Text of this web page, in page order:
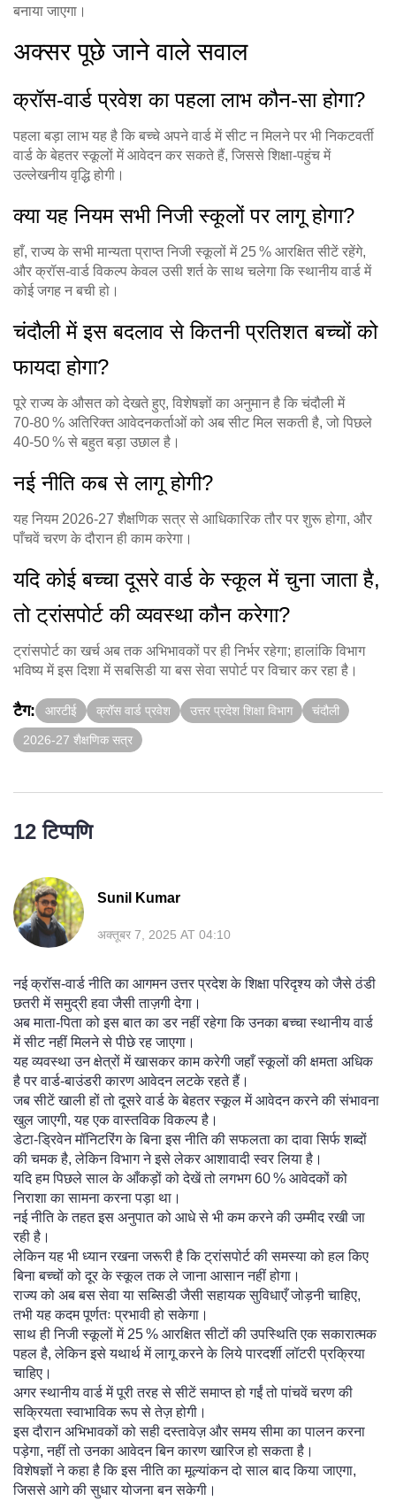
बनाया जाएगा।
अक्सर पूछे जाने वाले सवाल
क्रॉस‑वार्ड प्रवेश का पहला लाभ कौन‑सा होगा?
पहला बड़ा लाभ यह है कि बच्चे अपने वार्ड में सीट न मिलने पर भी निकटवर्ती
वार्ड के बेहतर स्कूलों में आवेदन कर सकते हैं, जिससे शिक्षा‑पहुंच में
उल्लेखनीय वृद्धि होगी।
क्या यह नियम सभी निजी स्कूलों पर लागू होगा?
हाँ, राज्य के सभी मान्यता प्राप्त निजी स्कूलों में 25 % आरक्षित सीटें रहेंगे,
और क्रॉस‑वार्ड विकल्प केवल उसी शर्त के साथ चलेगा कि स्थानीय वार्ड में
कोई जगह न बची हो।
चंदौली में इस बदलाव से कितनी प्रतिशत बच्चों को
फायदा होगा?
पूरे राज्य के औसत को देखते हुए, विशेषज्ञों का अनुमान है कि चंदौली में
70‑80 % अतिरिक्त आवेदनकर्ताओं को अब सीट मिल सकती है, जो पिछले
40‑50 % से बहुत बड़ा उछाल है।
नई नीति कब से लागू होगी?
यह नियम 2026‑27 शैक्षणिक सत्र से आधिकारिक तौर पर शुरू होगा, और
पाँचवें चरण के दौरान ही काम करेगा।
यदि कोई बच्चा दूसरे वार्ड के स्कूल में चुना जाता है,
तो ट्रांसपोर्ट की व्यवस्था कौन करेगा?
ट्रांसपोर्ट का खर्च अब तक अभिभावकों पर ही निर्भर रहेगा; हालांकि विभाग
भविष्य में इस दिशा में सबसिडी या बस सेवा सपोर्ट पर विचार कर रहा है।
टैग: आरटीई क्रॉस वार्ड प्रवेश उत्तर प्रदेश शिक्षा विभाग चंदौली
2026‑27 शैक्षणिक सत्र
12 टिप्पणि
Sunil Kumar
अक्तूबर 7, 2025 AT 04:10
नई क्रॉस‑वार्ड नीति का आगमन उत्तर प्रदेश के शिक्षा परिदृश्य को जैसे ठंडी
छतरी में समुद्री हवा जैसी ताज़गी देगा।
अब माता‑पिता को इस बात का डर नहीं रहेगा कि उनका बच्चा स्थानीय वार्ड
में सीट नहीं मिलने से पीछे रह जाएगा।
यह व्यवस्था उन क्षेत्रों में खासकर काम करेगी जहाँ स्कूलों की क्षमता अधिक
है पर वार्ड‑बाउंडरी कारण आवेदन लटके रहते हैं।
जब सीटें खाली हों तो दूसरे वार्ड के बेहतर स्कूल में आवेदन करने की संभावना
खुल जाएगी, यह एक वास्तविक विकल्प है।
डेटा‑ड्रिवेन मॉनिटरिंग के बिना इस नीति की सफलता का दावा सिर्फ शब्दों
की चमक है, लेकिन विभाग ने इसे लेकर आशावादी स्वर लिया है।
यदि हम पिछले साल के आँकड़ों को देखें तो लगभग 60 % आवेदकों को
निराशा का सामना करना पड़ा था।
नई नीति के तहत इस अनुपात को आधे से भी कम करने की उम्मीद रखी जा
रही है।
लेकिन यह भी ध्यान रखना जरूरी है कि ट्रांसपोर्ट की समस्या को हल किए
बिना बच्चों को दूर के स्कूल तक ले जाना आसान नहीं होगा।
राज्य को अब बस सेवा या सब्सिडी जैसी सहायक सुविधाएँ जोड़नी चाहिए,
तभी यह कदम पूर्णतः प्रभावी हो सकेगा।
साथ ही निजी स्कूलों में 25 % आरक्षित सीटों की उपस्थिति एक सकारात्मक
पहल है, लेकिन इसे यथार्थ में लागू करने के लिये पारदर्शी लॉटरी प्रक्रिया
चाहिए।
अगर स्थानीय वार्ड में पूरी तरह से सीटें समाप्त हो गईं तो पांचवें चरण की
सक्रियता स्वाभाविक रूप से तेज़ होगी।
इस दौरान अभिभावकों को सही दस्तावेज़ और समय सीमा का पालन करना
पड़ेगा, नहीं तो उनका आवेदन बिन कारण खारिज हो सकता है।
विशेषज्ञों ने कहा है कि इस नीति का मूल्यांकन दो साल बाद किया जाएगा,
जिससे आगे की सुधार योजना बन सकेगी।